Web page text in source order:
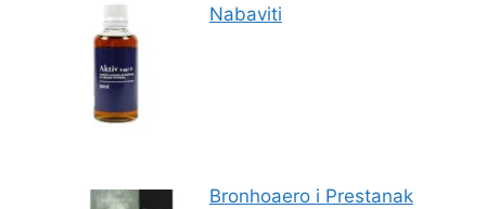
Nabaviti
Bronhoaero i Prestanak